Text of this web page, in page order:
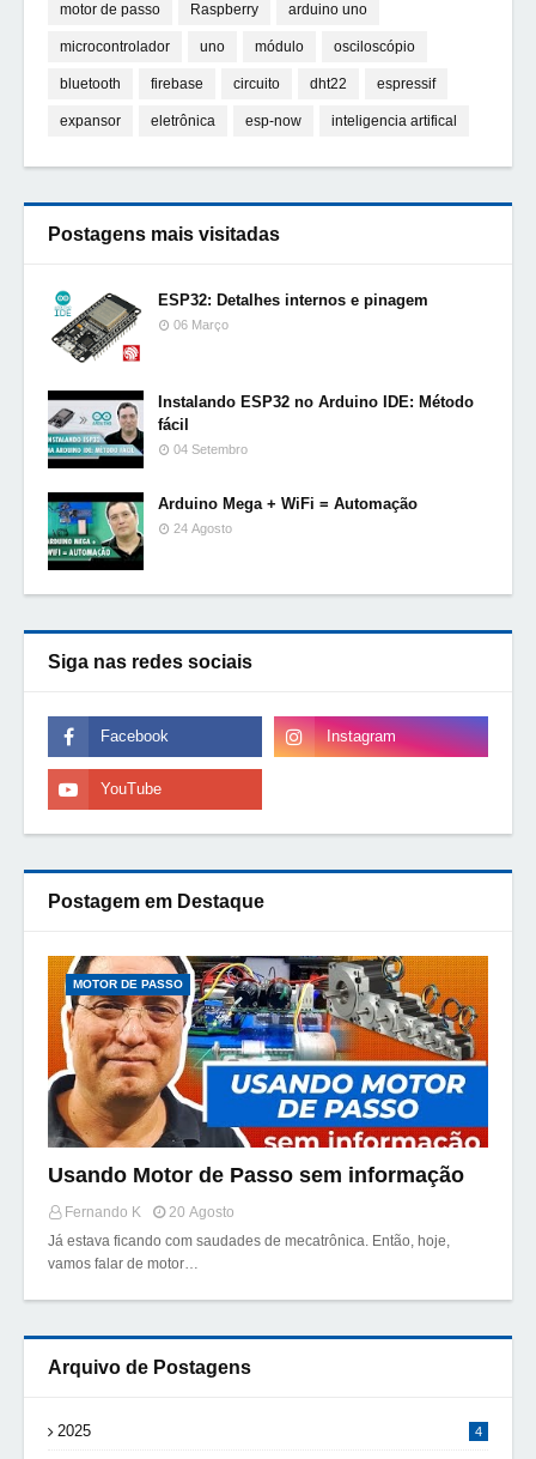
motor de passo Raspberry arduino uno
microcontrolador uno módulo osciloscópio
bluetooth firebase circuito dht22 espressif
expansor eletrônica esp-now inteligencia artifical
Postagens mais visitadas
ESP32: Detalhes internos e pinagem
06 Março
Instalando ESP32 no Arduino IDE: Método
fácil
04 Setembro
Arduino Mega + WiFi = Automação
24 Agosto
Siga nas redes sociais
Postagem em Destaque
MOTOR DE PASSO
Usando Motor de Passo sem informação
Fernando K
20 Agosto
Já estava ficando com saudades de mecatrônica. Então, hoje,
vamos falar de motor…
Arquivo de Postagens
2025 4